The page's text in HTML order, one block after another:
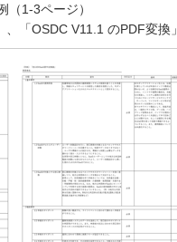
（1-3ページ）
「OSDC V11.1 のPDF変換」